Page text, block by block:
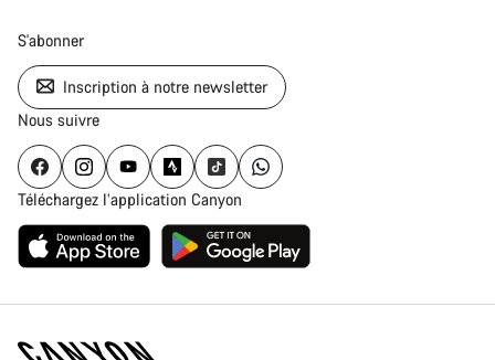
S'abonner
Inscription à notre newsletter
Nous suivre
Téléchargez l’application Canyon